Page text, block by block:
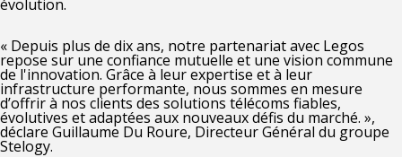
évolution.
« Depuis plus de dix ans, notre partenariat avec Legos
repose sur une confiance mutuelle et une vision commune
de l'innovation. Grâce à leur expertise et à leur
infrastructure performante, nous sommes en mesure
d’offrir à nos clients des solutions télécoms fiables,
évolutives et adaptées aux nouveaux défis du marché. »,
déclare Guillaume Du Roure, Directeur Général du groupe
Stelogy.